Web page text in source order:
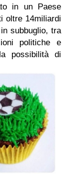
in un Paese
oltre 14miliardi
subbuglio, tra
politiche e
possibilità di